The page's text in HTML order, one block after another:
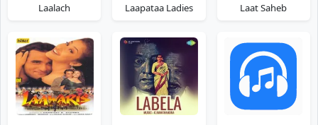
Laalach Laapataa Ladies Laat Saheb